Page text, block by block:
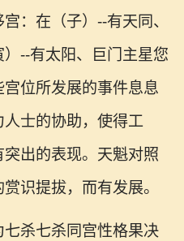
：在（子）--有天同、
--有太阳、巨门主星您
位所发展的事件息息
士的协助，使得工
出的表现。天魁对照
识提拔，而有发展。
杀七杀同宫性格果决